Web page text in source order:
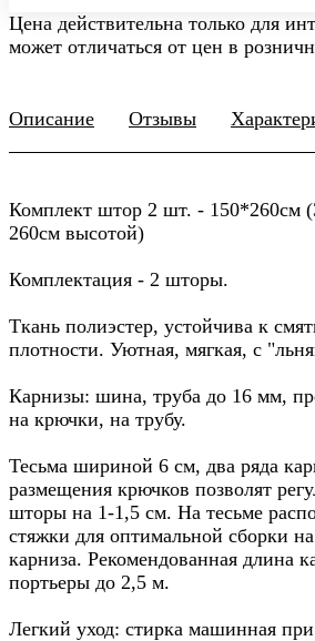
Цена действительна только для
может отличаться от цен в
Описание Отзывы
Комплект штор 2 шт. - 150*260см
260см высотой)
Комплектация - 2 шторы.
Ткань полиэстер, устойчива к
плотности. Уютная, мягкая, с
Карнизы: шина, труба до 16 мм,
на крючки, на трубу.
Тесьма шириной 6 см, два ряда
размещения крючков позволят
шторы на 1-1,5 см. На тесьме
стяжки для оптимальной сборки
карниза. Рекомендованная длина
портьеры до 2,5 м.
Легкий уход: стирка машинная